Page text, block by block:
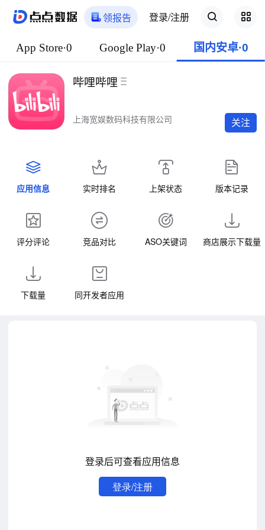
领报告 登录/注册
App Store·0 Google Play·0 国内安卓·0
哔哩哔哩
上海宽娱数码科技有限公司 关注
应用信息 实时排名 上架状态 版本记录
评分评论 竞品对比 ASO关键词 商店展示下载量
下载量 同开发者应用
登录后可查看应用信息
登录/注册